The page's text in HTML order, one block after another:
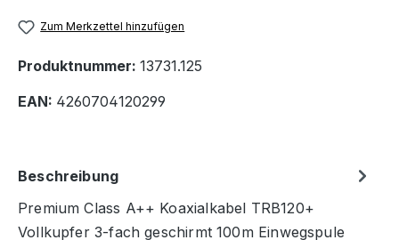
Zum Merkzettel hinzufügen
Produktnummer: 13731.125
EAN: 4260704120299
Beschreibung
Premium Class A++ Koaxialkabel TRB120+
Vollkupfer 3-fach geschirmt 100m Einwegspule